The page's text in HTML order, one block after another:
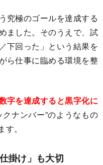
究極のゴールを達成する
ました。そのうえで、試
下回った」という結果を
ら仕事に臨める環境を整
字を達成すると黒字化に
クナンバー”のようなもの
。
掛け」も大切